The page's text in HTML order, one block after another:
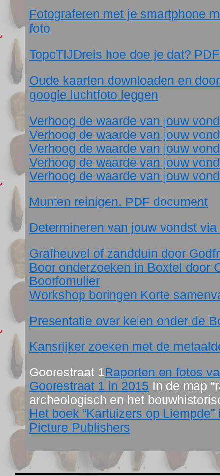
Fotograferen met je smartphone
foto
TopoTIJDreis hoe doe je dat?
Oude kaarten downloaden en
google luchtfoto leggen
Verhoog de waarde van jouw
Verhoog de waarde van jouw
Verhoog de waarde van jouw
Verhoog de waarde van jouw
Verhoog de waarde van jouw
Munten reinigen. PDF document
Determineren van jouw vondst via
Grafheuvel of zandduin door
Boor onderzoeken in Boxtel door
Boorfomulier
Workshop boringen Korte
Presentatie over keien onder de
Kansrijker zoeken met de
Goorestraat 1Raporten en fotos
Goorestraat 1 in 2015 In de map
archeologisch en het
Het boek “Kartuizers op
Picture Publishers